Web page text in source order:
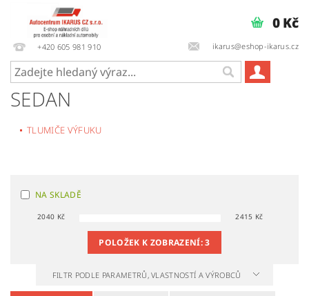
+420 605 981 910 ikarus@eshop-ikarus.cz
0 Kč
SEDAN
TLUMIČE VÝFUKU
NA SKLADĚ
2040 Kč 2415 Kč
POLOŽEK K ZOBRAZENÍ:3
FILTR PODLE PARAMETRŮ, VLASTNOSTÍ A VÝROBCŮ